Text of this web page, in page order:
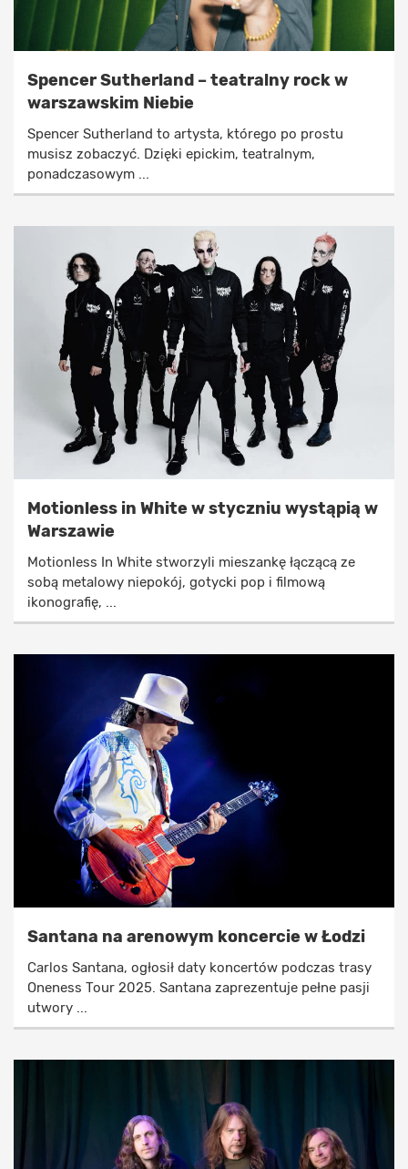
Spencer Sutherland – teatralny rock w
warszawskim Niebie
Spencer Sutherland to artysta, którego po prostu
musisz zobaczyć. Dzięki epickim, teatralnym,
ponadczasowym ...
Motionless in White w styczniu wystąpią w
Warszawie
Motionless In White stworzyli mieszankę łączącą ze
sobą metalowy niepokój, gotycki pop i filmową
ikonografię, ...
Santana na arenowym koncercie w Łodzi
Carlos Santana, ogłosił daty koncertów podczas trasy
Oneness Tour 2025. Santana zaprezentuje pełne pasji
utwory ...